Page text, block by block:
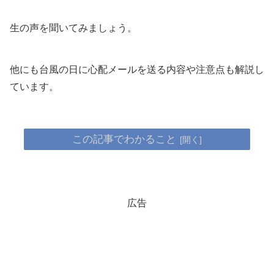
生の声を聞いてみましょう。
他にも台風の日に心配メールを送る内容や注意点も解説し
ています。
この記事でわかること
広告